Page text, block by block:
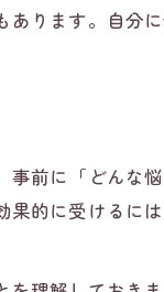
ります。自分
前に「どんな
的に受けるに